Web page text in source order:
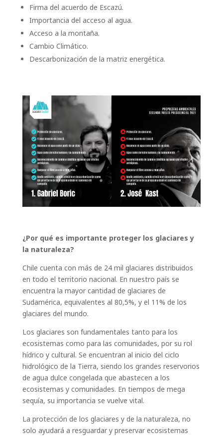
Firma del acuerdo de Escazú.
Importancia del acceso al agua.
Acceso a la montaña.
Cambio Climático.
Descarbonización de la matriz energética.
¿Por qué es importante proteger los glaciares y
la naturaleza?
Chile cuenta con más de 24 mil glaciares distribuidos
en todo el territorio nacional. En nuestro país se
encuentra la mayor cantidad de glaciares de
Sudamérica, equivalentes al 80,5%, y el 11% de los
glaciares del mundo.
Los glaciares son fundamentales tanto para los
ecosistemas como para las comunidades, por su rol
hídrico y cultural. Se encuentran al inicio del ciclo
hidrológico de la Tierra, siendo los grandes reservorios
de agua dulce congelada que abastecen a los
ecosistemas y comunidades. En tiempos de mega
sequía, su importancia se vuelve vital.
La protección de los glaciares y de la naturaleza, no
solo ayudará a resguardar y preservar ecosistemas